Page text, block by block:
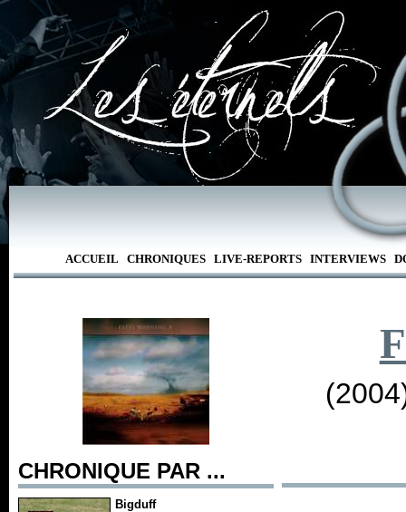
ACCUEIL CHRONIQUES LIVE-REPORTS INTERVIEWS
CHRONIQUE PAR ...
Bigduff